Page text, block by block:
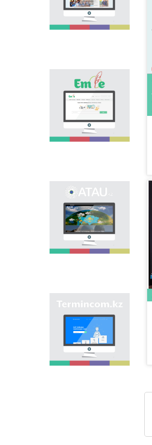
ناسيحاتتاۋدىڭ ماڭىزى
اسا زور. ەلىمىزدەگى
وسى باعىتتاعى العاشقى
جوبا - "تىل الەمى"
جانە تانىستىرۋعا ٴا
لەسىن قوسادى.
«Emle.kz» эلەكتروندىق
بازاسى قازاق تىلىنىڭ
ورفوگرافيياسىنا ارنالعان.
بۇل بازادا قازاق تىلىنىڭ
قولدانىستاعى بەكىتىلگەن
ورفوگرافييالىق
سوزدىگى,
ورفوگرافييالىق
ونوماستيكالىق
اشۋدىڭ نەگىزگى
ماقساتى - ەلىمىزدىڭ
وڭىرلەرىندەگى كوشە,
ەلدىمەكەن, مەكەمەلەر
مەن تٴا رلى نىساندارعا
بەرىلگەن اتاۋلاردى
"Termincom.kz" سايتى
- قازاق تەرمينولوگيياسىن
جٴا يەلەۋگە,
تەرمينولوگييالىق قوردى
تولىقتىرۋعا, تەرميندەردى
جانە اتاۋلاردى قازاق
تىلىنىڭ نورمالارىنا
سايكەس رەتتەۋگە ٴا